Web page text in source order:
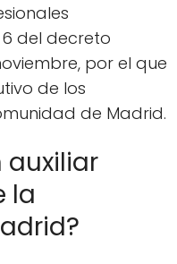
del decreto
por el que
de los
de Madrid.
auxiliar
la